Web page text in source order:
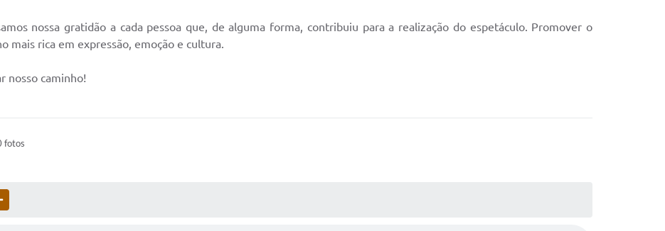
nossa gratidão a cada pessoa que, de alguma forma, contribuiu para a realização do espetáculo. Promover o
mais rica em expressão, emoção e cultura.
nosso caminho!
fotos